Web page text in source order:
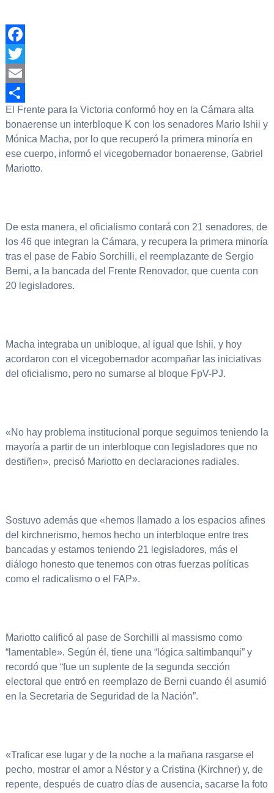
Facebook
Twitter
Email
Compartir
El Frente para la Victoria conformó hoy en la Cámara alta
bonaerense un interbloque K con los senadores Mario Ishii y
Mónica Macha, por lo que recuperó la primera minoría en
ese cuerpo, informó el vicegobernador bonaerense, Gabriel
Mariotto.
De esta manera, el oficialismo contará con 21 senadores, de
los 46 que integran la Cámara, y recupera la primera minoría
tras el pase de Fabio Sorchilli, el reemplazante de Sergio
Berni, a la bancada del Frente Renovador, que cuenta con
20 legisladores.
Macha integraba un unibloque, al igual que Ishii, y hoy
acordaron con el vicegobernador acompañar las iniciativas
del oficialismo, pero no sumarse al bloque FpV-PJ.
«No hay problema institucional porque seguimos teniendo la
mayoría a partir de un interbloque con legisladores que no
destiñen», precisó Mariotto en declaraciones radiales.
Sostuvo además que «hemos llamado a los espacios afines
del kirchnerismo, hemos hecho un interbloque entre tres
bancadas y estamos teniendo 21 legisladores, más el
diálogo honesto que tenemos con otras fuerzas políticas
como el radicalismo o el FAP».
Mariotto calificó al pase de Sorchilli al massismo como
“lamentable». Según él, tiene una “lógica saltimbanqui” y
recordó que “fue un suplente de la segunda sección
electoral que entró en reemplazo de Berni cuando él asumió
en la Secretaria de Seguridad de la Nación”.
«Traficar ese lugar y de la noche a la mañana rasgarse el
pecho, mostrar el amor a Néstor y a Cristina (Kirchner) y, de
repente, después de cuatro días de ausencia, sacarse la foto